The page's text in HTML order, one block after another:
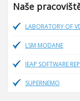
Naše
LABORATORY OF
LSM MODANE
IEAP SOFTWARE
SUPERNEMO